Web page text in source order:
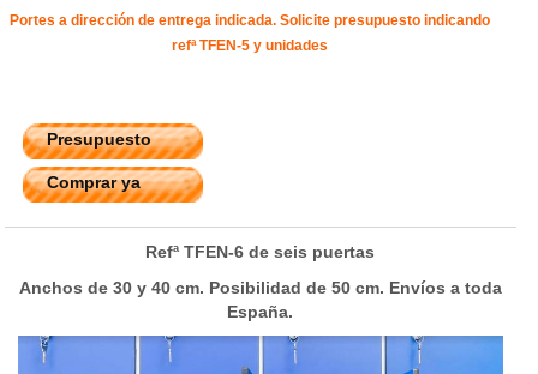
Portes a dirección de entrega indicada. Solicite presupuesto indicando
refª TFEN-5 y unidades
Presupuesto
Comprar ya
Refª TFEN-6 de seis puertas
Anchos de 30 y 40 cm. Posibilidad de 50 cm. Envíos a toda
España.